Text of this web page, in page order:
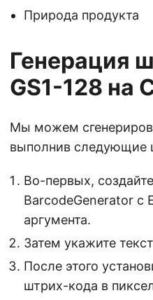
Природа продукта
Генерация
GS1-128 на
Мы можем
выполнив следующие
Во-первых,
BarcodeGenerator с
аргумента.
Затем укажите
После этого
штрих-кода в